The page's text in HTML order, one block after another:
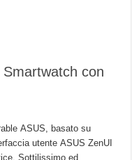
con
ASUS, basato su
utente ASUS ZenUI
Sottilissimo ed